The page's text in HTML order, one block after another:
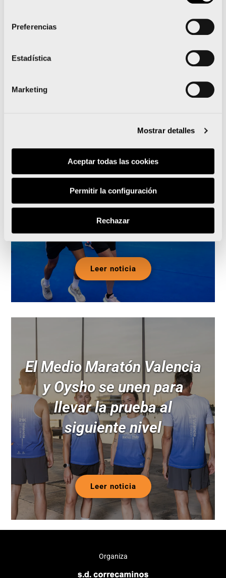
Preferencias
Estadística
Marketing
Mostrar detalles
Aceptar todas las cookies
Permitir la configuración
Rechazar
Deloitte se suma al Medio
Maratón Valencia como
patrocinador de la Zona
VIP
Leer noticia
El Medio Maratón Valencia
y Oysho se unen para
llevar la prueba al
siguiente nivel
Leer noticia
Organiza